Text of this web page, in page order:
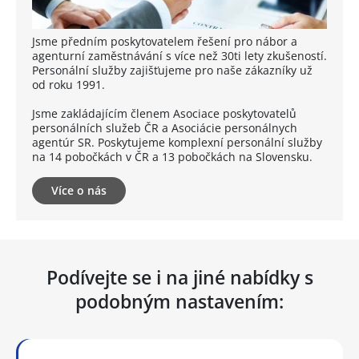
Jsme předním poskytovatelem řešení pro nábor a
agenturní zaměstnávání s více než 30ti lety zkušeností.
Personální služby zajišťujeme pro naše zákazníky už
od roku 1991.
Jsme zakládajícím členem Asociace poskytovatelů
personálních služeb ČR a Asociácie personálnych
agentúr SR. Poskytujeme komplexní personální služby
na 14 pobočkách v ČR a 13 pobočkách na Slovensku.
Více o nás
Podívejte se i na jiné nabídky s
podobným nastavením: